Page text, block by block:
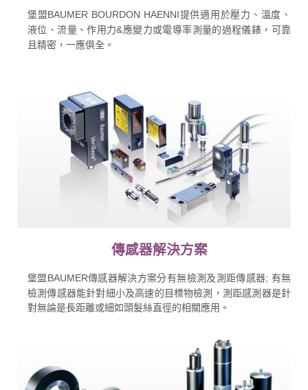
堡盟BAUMER BOURDON HAENNI提供適用於壓力、溫度、
液位、流量、作用力&應變力或電導率測量的過程儀錶，可靠
且精密，一應俱全。
傳感器解決方案
堡盟BAUMER傳感器解決方案分有無檢測及測距傳感器; 有無
檢測傳感器能針對細小及高速的目標物檢測，測距感測器是針
對無論是長距離或細如頭髮絲直徑的相關應用。